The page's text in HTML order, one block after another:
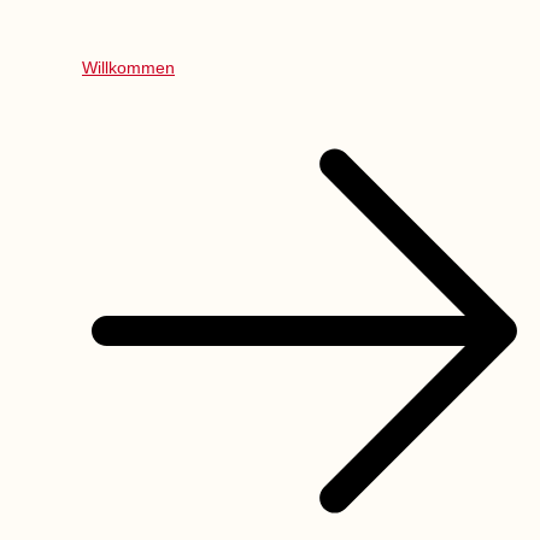
Willkommen